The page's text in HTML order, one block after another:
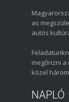
as
autós
megőrizni
közel
NAPLÓ